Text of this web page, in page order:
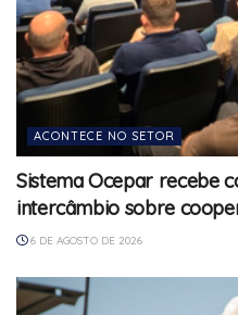
ACONTECE NO SETOR
Sistema Ocepar recebe
intercâmbio sobre
6 DE AGOSTO DE 2026